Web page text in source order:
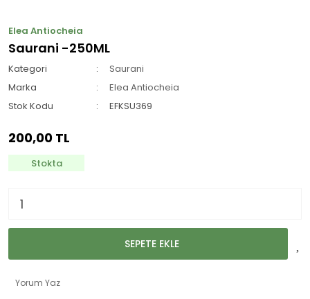
Elea Antiocheia
Saurani -250ML
Kategori
Saurani
Marka
Elea Antiocheia
Stok Kodu
EFKSU369
200,00 TL
Stokta
SEPETE EKLE
Yorum Yaz